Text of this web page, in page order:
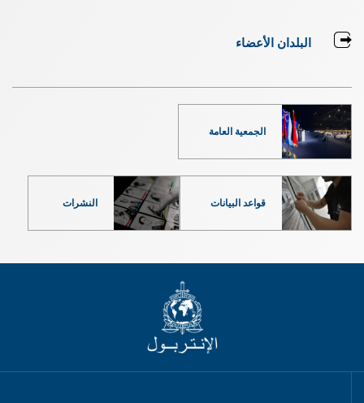
البلدان الأعضاء
الجمعية العامة
قواعد البيانات النشرات